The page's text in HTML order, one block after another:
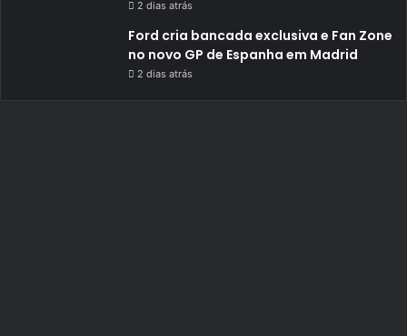
2 dias atrás
Ford cria bancada exclusiva e Fan Zone
no novo GP de Espanha em Madrid
2 dias atrás